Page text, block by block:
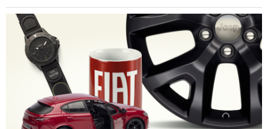
mașina ta. Mai mulți ani, mai mare discountul! Calculează-ți singur
reducerea de care beneficiezi în unitățile service Auto Italia Vest și
Auto Italia Colentina și vino să sărbătorești împreună cu noi vârsta
mașinii tale!